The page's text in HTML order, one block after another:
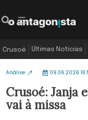
Crusoé Últimas Notícias
Análise 09.06.2026
Crusoé: Janja
vai à missa